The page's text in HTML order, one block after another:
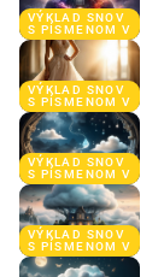
VÝKLAD SNOV
S PÍSMENOM V
VÝKLAD SNOV
S PÍSMENOM V
VÝKLAD SNOV
S PÍSMENOM V
VÝKLAD SNOV
S PÍSMENOM V